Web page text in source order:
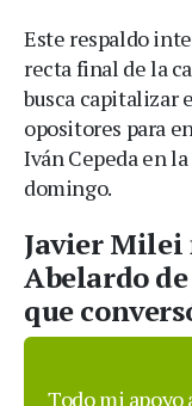
Este respaldo
recta final de la
busca capitalizar
opositores para
Iván Cepeda en
domingo.
Javier Milei
Abelardo
que
Todo mi apoyo